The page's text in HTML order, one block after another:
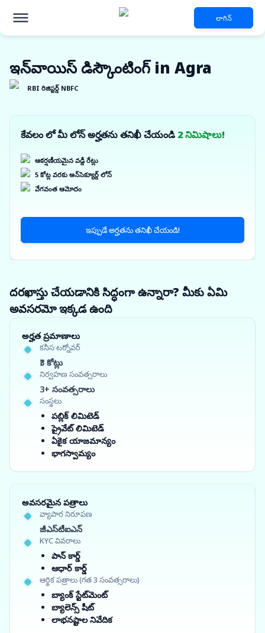
లాగిన్
ఇన్‌వాయిస్ డిస్కౌంటింగ్ in Agra
RBI రిజిస్టర్డ్ NBFC
కేవలం లో మీ లోన్ అర్హతను తనిఖీ చేయండి 2 నిమిషాలు!
ఆకర్షణీయమైన వడ్డీ రేట్లు
5 కోట్ల వరకు అన్‌సెక్యూర్డ్ లోన్
వేగవంత ఆమోదం
ఇప్పుడే అర్హతను తనిఖీ చేయండి!
దరఖాస్తు చేయడానికి సిద్ధంగా ఉన్నారా? మీకు ఏమి
అవసరమో ఇక్కడ ఉంది
అర్హత ప్రమాణాలు
కనీస టర్నోవర్
₹3 కోట్లు
నిర్వహణ సంవత్సరాలు
3+ సంవత్సరాలు
సంస్థలు
పబ్లిక్ లిమిటెడ్
ప్రైవేట్ లిమిటెడ్
ఏకైక యాజమాన్యం
భాగస్వామ్యం
అవసరమైన పత్రాలు
వ్యాపార నిరూపణ
జీఎస్‌టీఐఎన్
KYC వివరాలు
పాన్ కార్డ్
ఆధార్ కార్డ్
ఆర్థిక పత్రాలు (గత 3 సంవత్సరాలు)
బ్యాంక్ స్టేట్‌మెంట్
బ్యాలెన్స్ షీట్
లాభనష్టాల నివేదిక